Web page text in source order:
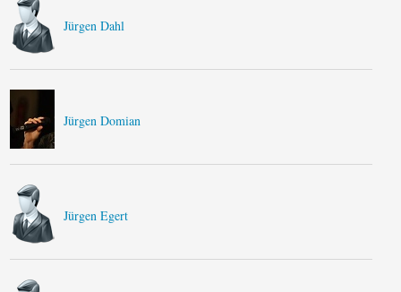
Jürgen Dahl
Jürgen Domian
Jürgen Egert